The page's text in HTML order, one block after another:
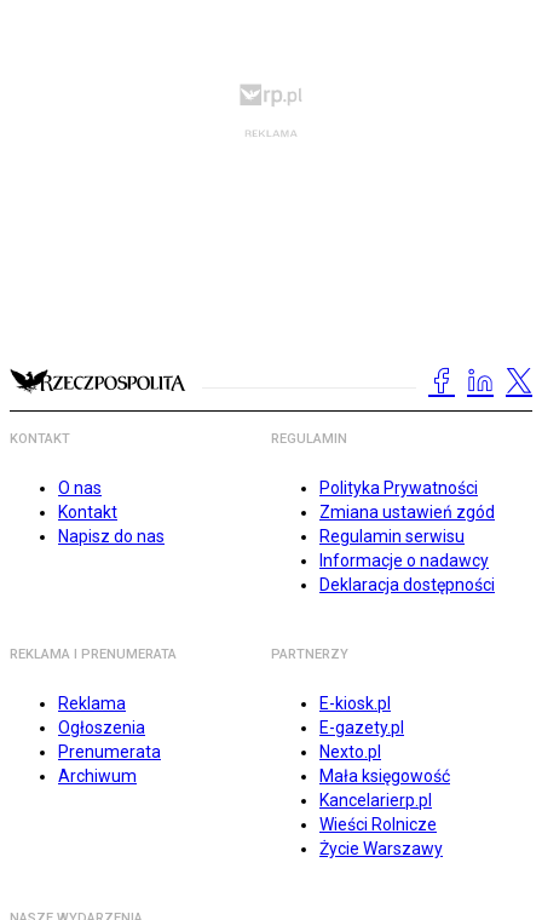
KONTAKT
O nas
Kontakt
Napisz do nas
REGULAMIN
Polityka Prywatności
Zmiana ustawień zgód
Regulamin serwisu
Informacje o nadawcy
Deklaracja dostępności
REKLAMA I PRENUMERATA
Reklama
Ogłoszenia
Prenumerata
Archiwum
PARTNERZY
E-kiosk.pl
E-gazety.pl
Nexto.pl
Mała księgowość
Kancelarierp.pl
Wieści Rolnicze
Życie Warszawy